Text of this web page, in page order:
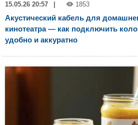
15.05.26 20:57 1853
Акустический кабель для
кинотеатра — как подключить
удобно и аккуратно